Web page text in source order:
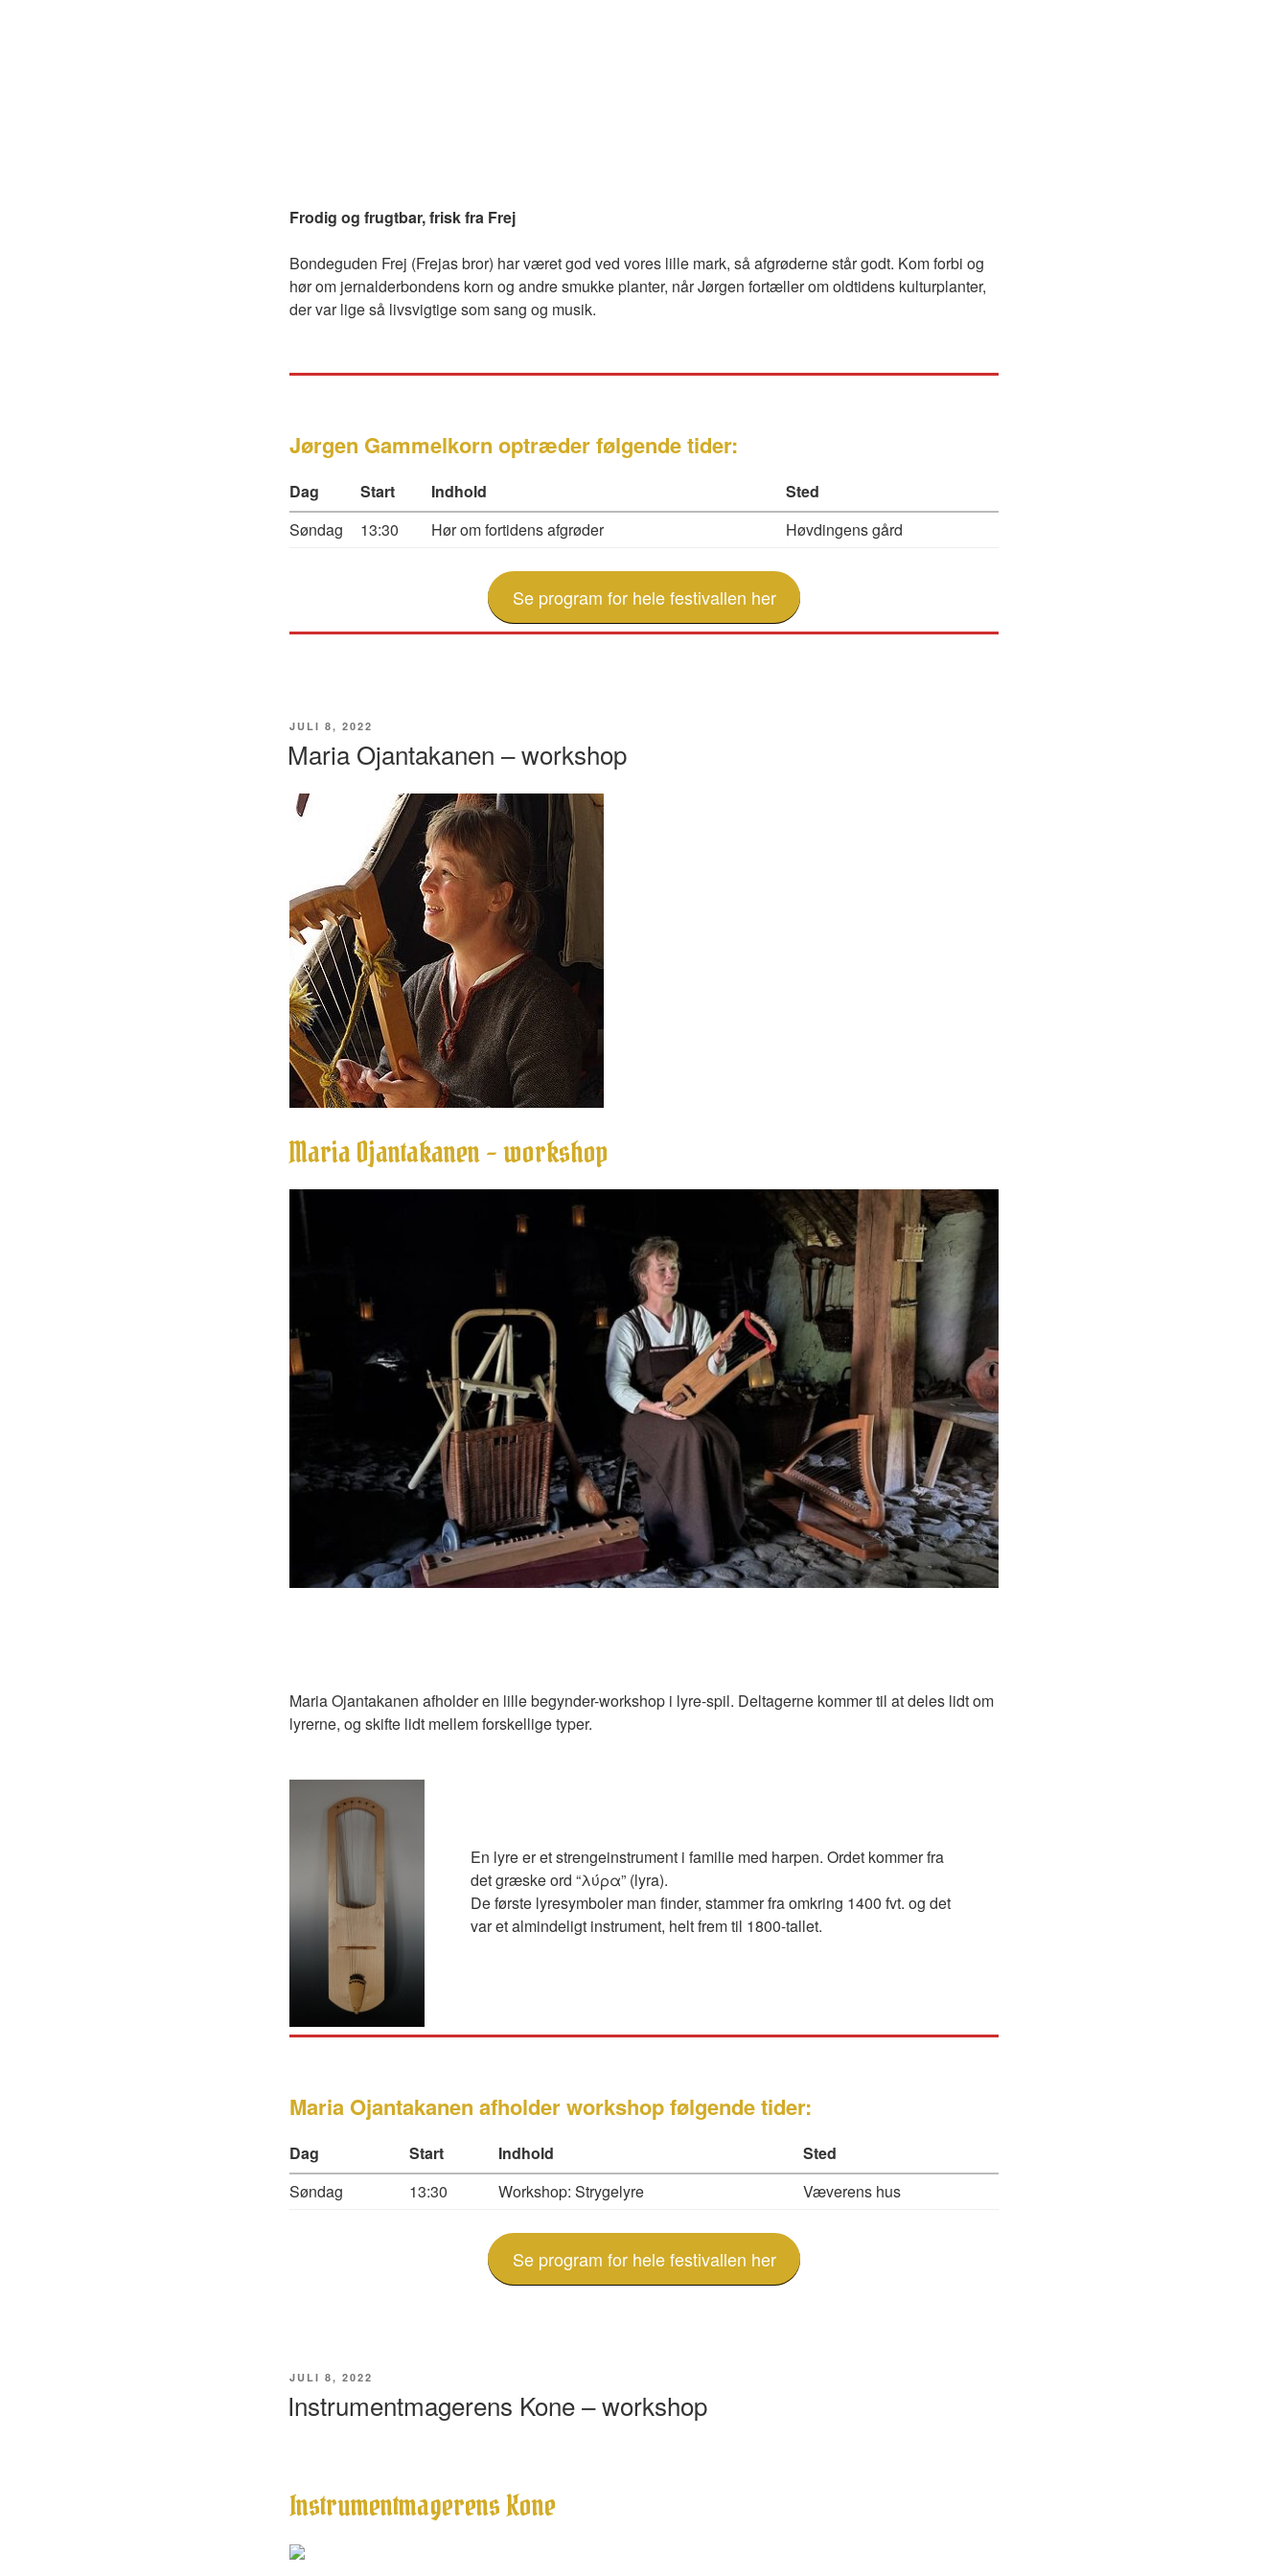
Frodig og frugtbar, frisk fra Frej
Bondeguden Frej (Frejas bror) har været god ved vores lille mark, så afgrøderne står godt. Kom forbi og
hør om jernalderbondens korn og andre smukke planter, når Jørgen fortæller om oldtidens kulturplanter,
der var lige så livsvigtige som sang og musik.
Jørgen Gammelkorn optræder følgende tider:
Dag Start Indhold
Sted
Søndag
13:30 Hør om fortidens afgrøder Høvdingens gård
Se program for hele festivallen her
UDGIVET
JULI 8, 2022
Maria Ojantakanen – workshop
Maria Ojantakanen – workshop
Maria Ojantakanen afholder en lille begynder-workshop i lyre-spil. Deltagerne kommer til at deles lidt om
lyrerne, og skifte lidt mellem forskellige typer.
En lyre er et strengeinstrument i familie med harpen. Ordet kommer fra
det græske ord “λύρα” (lyra).
De første lyresymboler man finder, stammer fra omkring 1400 fvt. og det
var et almindeligt instrument, helt frem til 1800-tallet.
Maria Ojantakanen afholder workshop følgende tider:
Dag Start Indhold
Sted
Søndag
13:30 Workshop: Strygelyre Væverens hus
Se program for hele festivallen her
UDGIVET
JULI 8, 2022
Instrumentmagerens Kone – workshop
Instrumentmagerens Kone